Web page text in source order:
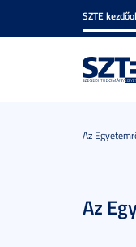
SZTE
Az
Az